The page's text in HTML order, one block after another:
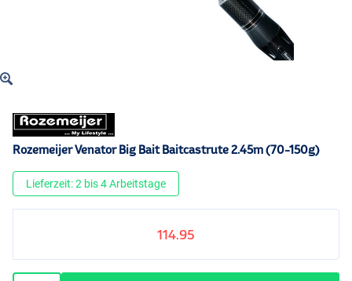
Rozemeijer Venator Big Bait Baitcastrute 2.45m (70-150g)
Lieferzeit: 2 bis 4 Arbeitstage
114.95